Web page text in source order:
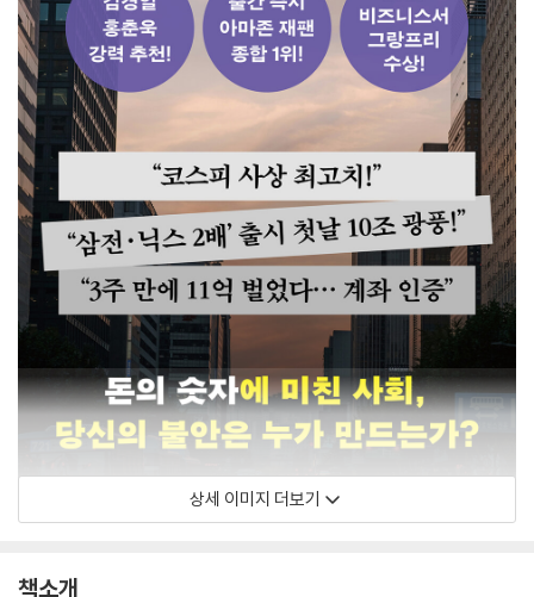
상세 이미지 더보기
책소개